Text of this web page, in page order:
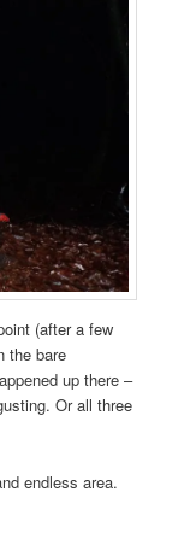
(after a few
the bare
up there –
Or all three
endless area.